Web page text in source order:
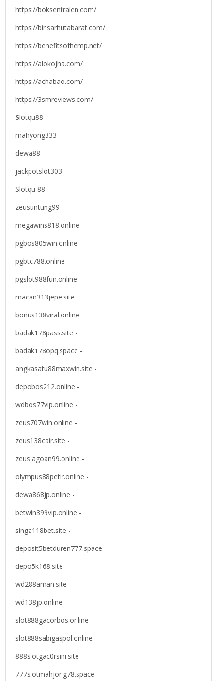
https://boksentralen.com/
https://binsarhutabarat.com/
https://benefitsofhemp.net/
https://alokojha.com/
https://achabao.com/
https://3smreviews.com/
Slotqu88
mahyong333
dewa88
jackpotslot303
Slotqu 88
zeusuntung99
megawins818.online
pgbos805win.online -
pgbtc788.online -
pgslot988fun.online -
macan313jepe.site -
bonus138viral.online -
badak178pass.site -
badak178opq.space -
angkasatu88maxwin.site -
depobos212.online -
wdbos77vip.online -
zeus707win.online -
zeus138cair.site -
zeusjagoan99.online -
olympus88petir.online -
dewa868jp.online -
betwin399vip.online -
singa118bet.site -
deposit5betduren777.space -
depo5k168.site -
wd288aman.site -
wd138jp.online -
slot888gacorbos.online -
slot888sabigaspol.online -
888slotgac0rsini.site -
777slotmahjong78.space -